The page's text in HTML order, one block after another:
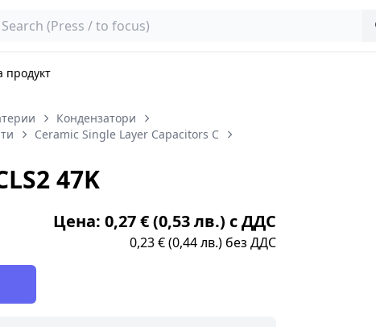
продукт
Кондензатори
Ceramic Single Layer Capacitors C
47K
Цена: 0,27 € (0,53 лв.) с ДДС
0,23 € (0,44 лв.) без ДДС